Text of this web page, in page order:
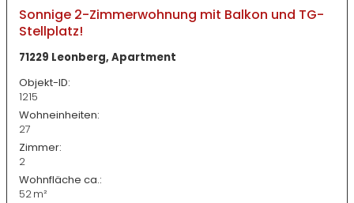
Sonnige 2-Zimmerwohnung mit Balkon und TG-
Stellplatz!
71229 Leonberg, Apartment
Objekt-ID:
1215
Wohneinheiten:
27
Zimmer:
2
Wohnfläche ca.:
52 m²